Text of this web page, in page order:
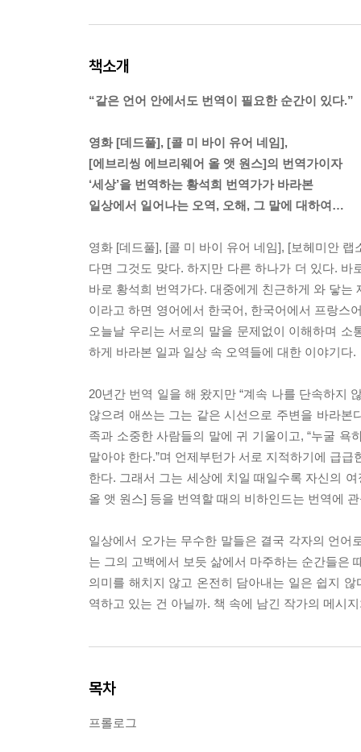
책소개
“같은 언어 안에서도 번역이 필요한 순간이 있다.”
영화 [데드풀], [콜 미 바이 유어 네임],
[에브리씽 에브리웨어 올 앳 원스]의 번역가이자
‘세상’을 번역하는 황석희 번역가가 바라본
일상에서 일어나는 오역, 오해, 그 말에 대하여…
영화 [데드풀], [콜 미 바이 유어 네임], [보헤미안
다면 그것도 맞다. 하지만 다른 하나가 더 있다.
바로 황석희 번역가다. 대중에게 친근하게 와 닿
이라고 하면 영어에서 한국어, 한국어에서 프랑스
오늘날 우리는 서로의 말을 문제없이 이해하며
하게 바라본 일과 일상 속 오역들에 대한 이야기다.
20년간 번역 일을 해 왔지만 “계속 나를 단속하지
않으려 애쓰는 그는 같은 시선으로 주변을 바라본
족과 소중한 사람들의 말에 귀 기울이고, “누굴
말아야 한다.”며 언제부턴가 서로 지적하기에 급
한다. 그래서 그는 세상에 치일 때일수록 자신의
올 앳 원스] 등을 번역할 때의 비하인드는 번역에
일상에서 오가는 무수한 말들은 결국 각자의 언어
는 그의 고백에서 보듯 삶에서 마주하는 순간들은
의미를 해치지 않고 온전히 담아내는 일은 쉽지
역하고 있는 건 아닐까. 책 속에 남긴 작가의 메시
목차
프롤로그